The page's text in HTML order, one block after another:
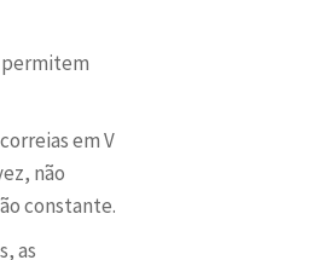
permitem
em V
não
constante.
as